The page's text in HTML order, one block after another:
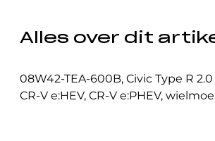
Alles over dit
08W42-TEA-600B, Civic Type R
CR-V e:HEV, CR-V e:PHEV,